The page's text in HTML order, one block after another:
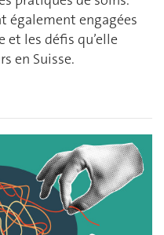
également engagées
et les défis qu’elle
en Suisse.